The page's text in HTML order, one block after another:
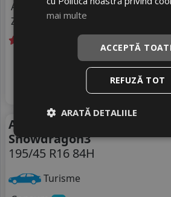
Aderenta
Zgomot B 72 dB
Livrare gratuită *
RON
Discount19%
Anvelope iarna Imperial
Snowdragon3
195/45 R16 84H
Turisme
mai multe
ACCEPTĂ
REFUZĂ TOT
ARATĂ DETALIILE